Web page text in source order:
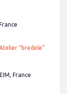
Atelier “bredele”
France